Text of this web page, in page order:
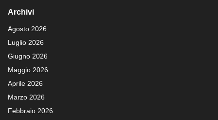
Archivi
Agosto 2026
Luglio 2026
Giugno 2026
Maggio 2026
Aprile 2026
Marzo 2026
Febbraio 2026